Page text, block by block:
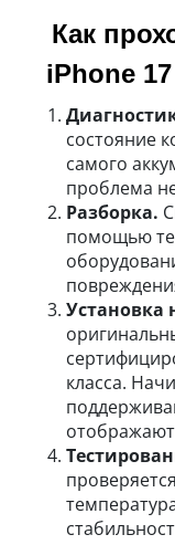
Как
iPhone
состояние
самого
проблема
Разборка.
помощью
Установка
класса.